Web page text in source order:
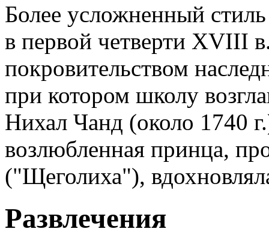
Более усложненный
в первой четверти XVIII
покровительством
при котором школу
Нихал Чанд (около 1740
возлюбленная принца,
("Щеголиха"),
Развлечения